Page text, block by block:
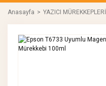
Anasayfa YAZICI MÜREKKEPLERİ